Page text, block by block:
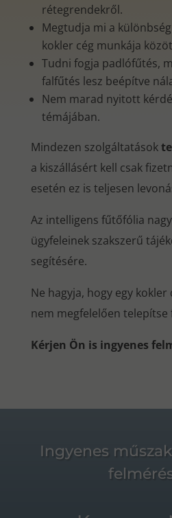
rétegrendekről.
Megtudja mi a
kokler cég munkája
Tudni fogja padlófűtés,
falfűtés lesz beépítve
Nem marad nyitott
témájában.
Mindezen szolgáltatások
a kiszállásért kell csak
esetén ez is teljesen
Az intelligens fűtőfólia
ügyfeleinek szakszerű
segítésére.
Ne hagyja, hogy egy kokler
nem megfelelően
Kérjen Ön is ingyenes
Ingyenes